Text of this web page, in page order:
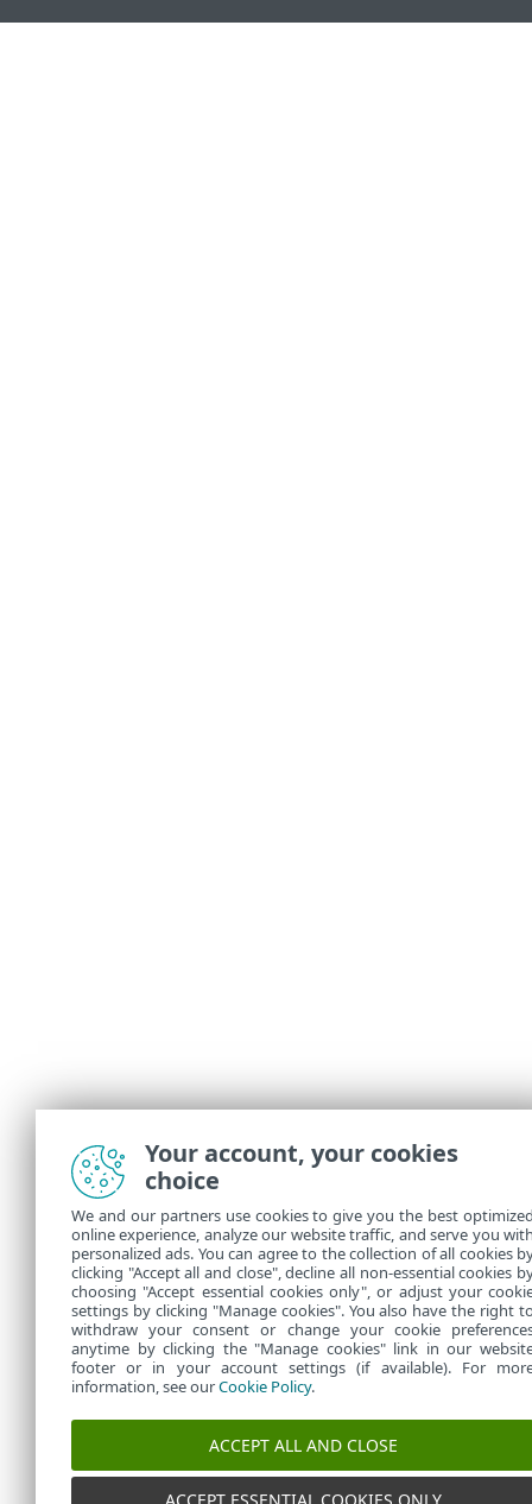
Your account, your cookies
choice
We and our partners use cookies to give you the best
online experience, analyze our website traffic, and serve you
personalized ads. You can agree to the collection of all cookies
clicking "Accept all and close", decline all non-essential cookies
choosing "Accept essential cookies only", or adjust your
settings by clicking "Manage cookies". You also have the right
withdraw your consent or change your cookie
anytime by clicking the "Manage cookies" link in our
footer or in your account settings (if available). For
information, see ourCookie Policy.
ACCEPT ALL AND CLOSE